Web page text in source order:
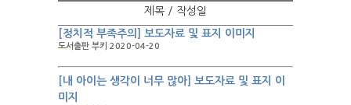
제목 / 작성일
[정치적 부족주의] 보도자료 및 표지 이미지
도서출판 부키 2020-04-20
[내 아이는 생각이 너무 많아] 보도자료 및 표지 이
미지